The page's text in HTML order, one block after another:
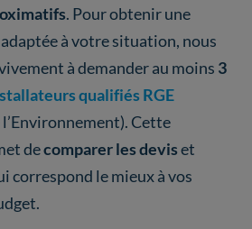
. Pour obtenir une
adaptée à votre situation, nous
à demander au moins 3
qualifiés RGE
Cette
decomparer les deviset
correspond le mieux à vos